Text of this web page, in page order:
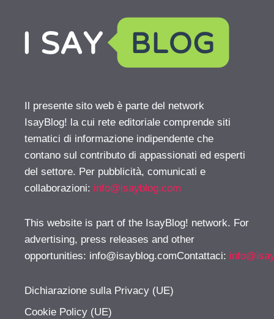
Il presente sito web è parte del network
IsayBlog! la cui rete editoriale comprende siti
tematici di informazione indipendente che
contano sul contributo di appassionati ed esperti
del settore. Per pubblicità, comunicati e
collaborazioni: info@isayblog.com
This website is part of the IsayBlog! network. For
advertising, press releases and other
opportunities: info@isayblog.comContattaci:
Dichiarazione sulla Privacy (UE)
Cookie Policy (UE)